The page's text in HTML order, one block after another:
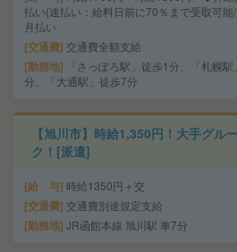
払い(速払い：給料日前に70％まで受取可能
月払い
交通費 交通費全額支給
勤務地
「さっぽろ駅」徒歩1分、「札幌
分、「大通駅」徒歩7分
【旭川市】時給1,350円！大手グル
ク！[派遣]
給 与 時給1350円＋交
交通費 交通費別途規定支給
勤務地 JR函館本線 旭川駅 車7分